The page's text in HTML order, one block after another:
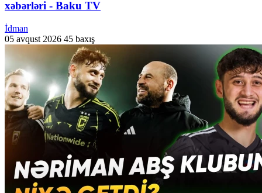
xəbərləri - Baku TV
İdman
05 avqust 2026 45 baxış